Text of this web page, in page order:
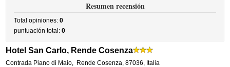
Resumen recensión
Total opiniones:0
puntuación total:0
Hotel San Carlo, Rende Cosenza
Contrada Piano di Maio, Rende Cosenza,87036, Italia